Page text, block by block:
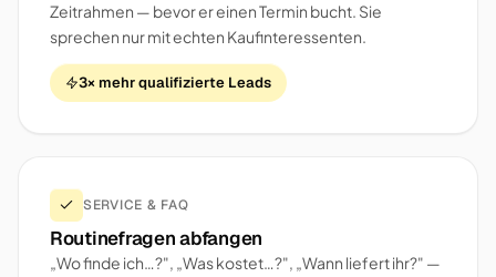
Zeitrahmen — bevor er einen Termin bucht. Sie
sprechen nur mit echten Kaufinteressenten.
3× mehr qualifizierte Leads
SERVICE & FAQ
Routinefragen abfangen
„Wo finde ich…?", „Was kostet…?", „Wann liefert ihr?" —